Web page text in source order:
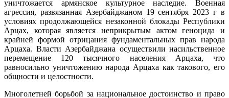
уничтожается армянское культурное наследие. Военная
агрессия, развязанная Азербайджаном 19 сентября 2023 г в
условиях продолжающейся незаконной блокады Республики
Арцах, которая является неприкрытым актом геноцида и
крайней формой отрицания фундаментальных прав народа
Арцаха. Власти Азербайджана осуществили насильственное
перемещение 120 тысячного населения Арцаха, что
равносильно уничтожению народа Арцаха как такового, его
общности и целостности.
Многолетней борьбой за национальное достоинство и право